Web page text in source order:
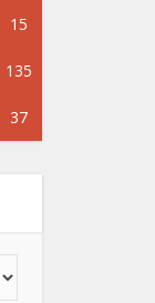
15
135
37